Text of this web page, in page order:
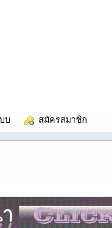
บ สมัครสมาชิก